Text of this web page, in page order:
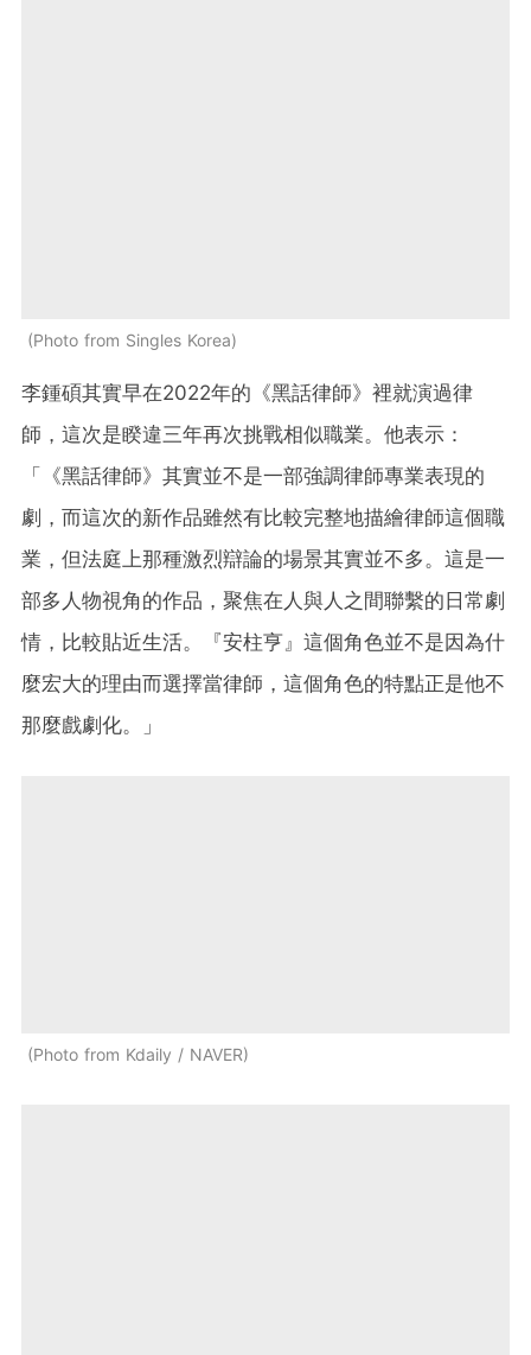
Photo from Singles Korea
李鍾碩其實早在2022年的《黑話律師》裡就演過律
師，這次是睽違三年再次挑戰相似職業。他表示：
「《黑話律師》其實並不是一部強調律師專業表現的
劇，而這次的新作品雖然有比較完整地描繪律師這個職
業，但法庭上那種激烈辯論的場景其實並不多。這是一
部多人物視角的作品，聚焦在人與人之間聯繫的日常劇
情，比較貼近生活。『安柱亨』這個角色並不是因為什
麼宏大的理由而選擇當律師，這個角色的特點正是他不
那麼戲劇化。」
Photo from Kdaily / NAVER